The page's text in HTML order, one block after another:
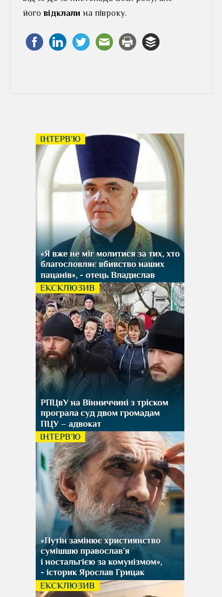
йоговідклали на півроку.